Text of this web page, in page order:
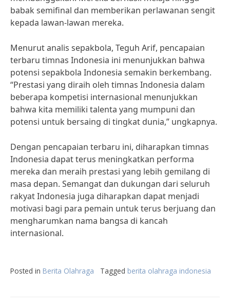
babak semifinal dan memberikan perlawanan sengit
kepada lawan-lawan mereka.
Menurut analis sepakbola, Teguh Arif, pencapaian
terbaru timnas Indonesia ini menunjukkan bahwa
potensi sepakbola Indonesia semakin berkembang.
“Prestasi yang diraih oleh timnas Indonesia dalam
beberapa kompetisi internasional menunjukkan
bahwa kita memiliki talenta yang mumpuni dan
potensi untuk bersaing di tingkat dunia,” ungkapnya.
Dengan pencapaian terbaru ini, diharapkan timnas
Indonesia dapat terus meningkatkan performa
mereka dan meraih prestasi yang lebih gemilang di
masa depan. Semangat dan dukungan dari seluruh
rakyat Indonesia juga diharapkan dapat menjadi
motivasi bagi para pemain untuk terus berjuang dan
mengharumkan nama bangsa di kancah
internasional.
Posted in Berita Olahraga Tagged berita olahraga indonesia